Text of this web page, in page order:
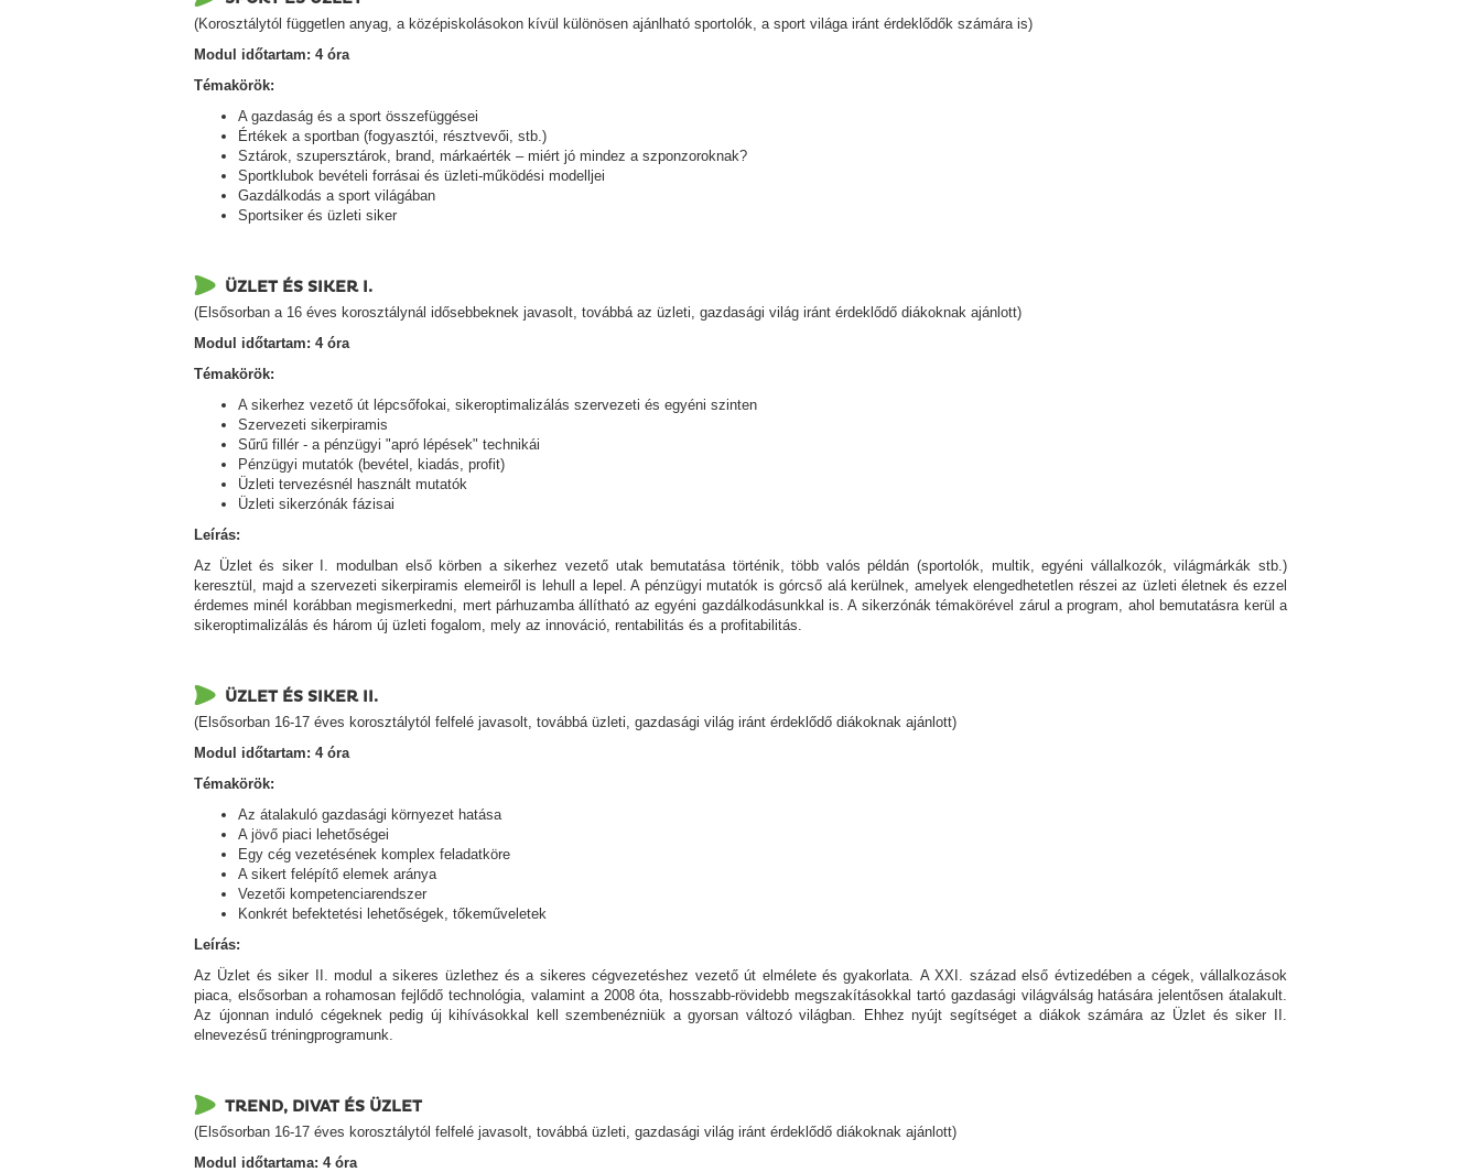
(Korosztálytól független anyag, a középiskolásokon kívül különösen ajánlható sportolók, a sport világa iránt érdeklődők számára is)
Modul időtartam: 4 óra
Témakörök:
A gazdaság és a sport összefüggései
Értékek a sportban (fogyasztói, résztvevői, stb.)
Sztárok, szupersztárok, brand, márkaérték – miért jó mindez a szponzoroknak?
Sportklubok bevételi forrásai és üzleti-működési modelljei
Gazdálkodás a sport világában
Sportsiker és üzleti siker
ÜZLET ÉS SIKER I.
(Elsősorban a 16 éves korosztálynál idősebbeknek javasolt, továbbá az üzleti, gazdasági világ iránt érdeklődő diákoknak ajánlott)
Modul időtartam: 4 óra
Témakörök:
A sikerhez vezető út lépcsőfokai, sikeroptimalizálás szervezeti és egyéni szinten
Szervezeti sikerpiramis
Sűrű fillér - a pénzügyi "apró lépések" technikái
Pénzügyi mutatók (bevétel, kiadás, profit)
Üzleti tervezésnél használt mutatók
Üzleti sikerzónák fázisai
Leírás:
Az Üzlet és siker I. modulban első körben a sikerhez vezető utak bemutatása történik, több valós példán (sportolók, multik, egyéni vállalkozók, világmárkák stb.)
keresztül, majd a szervezeti sikerpiramis elemeiről is lehull a lepel. A pénzügyi mutatók is górcső alá kerülnek, amelyek elengedhetetlen részei az üzleti életnek és ezzel
érdemes minél korábban megismerkedni, mert párhuzamba állítható az egyéni gazdálkodásunkkal is. A sikerzónák témakörével zárul a program, ahol bemutatásra kerül a
sikeroptimalizálás és három új üzleti fogalom, mely az innováció, rentabilitás és a profitabilitás.
ÜZLET ÉS SIKER II.
(Elsősorban 16-17 éves korosztálytól felfelé javasolt, továbbá üzleti, gazdasági világ iránt érdeklődő diákoknak ajánlott)
Modul időtartam: 4 óra
Témakörök:
Az átalakuló gazdasági környezet hatása
A jövő piaci lehetőségei
Egy cég vezetésének komplex feladatköre
A sikert felépítő elemek aránya
Vezetői kompetenciarendszer
Konkrét befektetési lehetőségek, tőkeműveletek
Leírás:
Az Üzlet és siker II. modul a sikeres üzlethez és a sikeres cégvezetéshez vezető út elmélete és gyakorlata. A XXI. század első évtizedében a cégek, vállalkozások
piaca, elsősorban a rohamosan fejlődő technológia, valamint a 2008 óta, hosszabb-rövidebb megszakításokkal tartó gazdasági világválság hatására jelentősen átalakult.
Az újonnan induló cégeknek pedig új kihívásokkal kell szembenézniük a gyorsan változó világban. Ehhez nyújt segítséget a diákok számára az Üzlet és siker II.
elnevezésű tréningprogramunk.
TREND, DIVAT ÉS ÜZLET
(Elsősorban 16-17 éves korosztálytól felfelé javasolt, továbbá üzleti, gazdasági világ iránt érdeklődő diákoknak ajánlott)
Modul időtartama: 4 óra